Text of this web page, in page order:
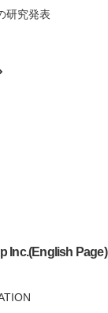
研究発表
Inc.(English Page)